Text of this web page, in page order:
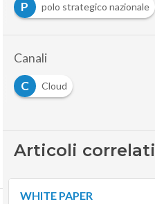
P
polo strategico nazionale
Canali
C
Cloud
Articoli correlati
WHITE PAPER